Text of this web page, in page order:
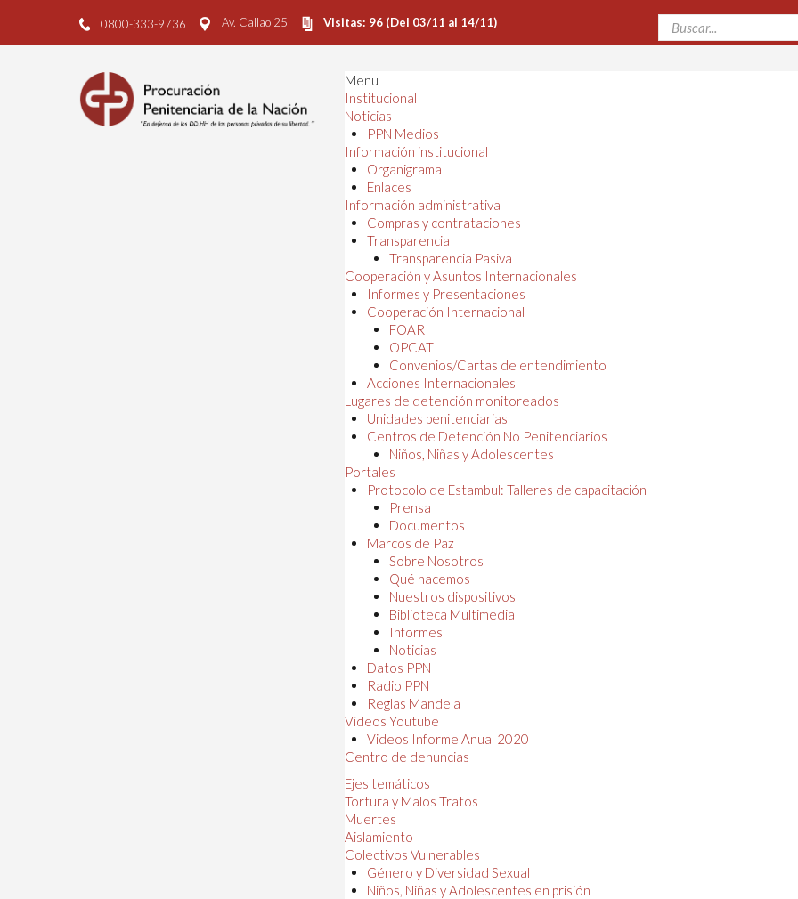
0800-333-9736 Av. Callao 25 Visitas: 96 (Del 03/11 al 14/11)
Menu
Institucional
Noticias
PPN Medios
Información institucional
Organigrama
Enlaces
Información administrativa
Compras y contrataciones
Transparencia
Transparencia Pasiva
Cooperación y Asuntos Internacionales
Informes y Presentaciones
Cooperación Internacional
FOAR
OPCAT
Convenios/Cartas de entendimiento
Acciones Internacionales
Lugares de detención monitoreados
Unidades penitenciarias
Centros de Detención No Penitenciarios
Niños, Niñas y Adolescentes
Portales
Protocolo de Estambul: Talleres de capacitación
Prensa
Documentos
Marcos de Paz
Sobre Nosotros
Qué hacemos
Nuestros dispositivos
Biblioteca Multimedia
Informes
Noticias
Datos PPN
Radio PPN
Reglas Mandela
Videos Youtube
Videos Informe Anual 2020
Centro de denuncias
Ejes temáticos
Tortura y Malos Tratos
Muertes
Aislamiento
Colectivos Vulnerables
Género y Diversidad Sexual
Niños, Niñas y Adolescentes en prisión